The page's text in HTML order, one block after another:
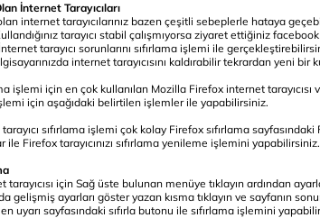
İnternet Tarayıcıları
internet tarayıcılarınız bazen çeşitli sebeplerle hataya
tarayıcı stabil çalışmıyorsa ziyaret ettiğiniz
tarayıcı sorunlarını sıfırlama işlemi ile
internet tarayıcısını kaldırabilir tekrardan yeni bir
işlemi için en çok kullanılan Mozilla Firefox internet
işlemi için aşağıdaki belirtilen işlemler ile yapabilirsiniz.
sıfırlama işlemi çok kolay Firefox sıfırlama
ile Firefox tarayıcınızı sıfırlama yenileme işlemini yapabilirsiniz.
için Sağ üste bulunan menüye tıklayın ardından
gelişmiş ayarları göster yazan kısma tıklayın ve sayfanın
uyarı sayfasındaki sıfırla butonu ile sıfırlama işlemini